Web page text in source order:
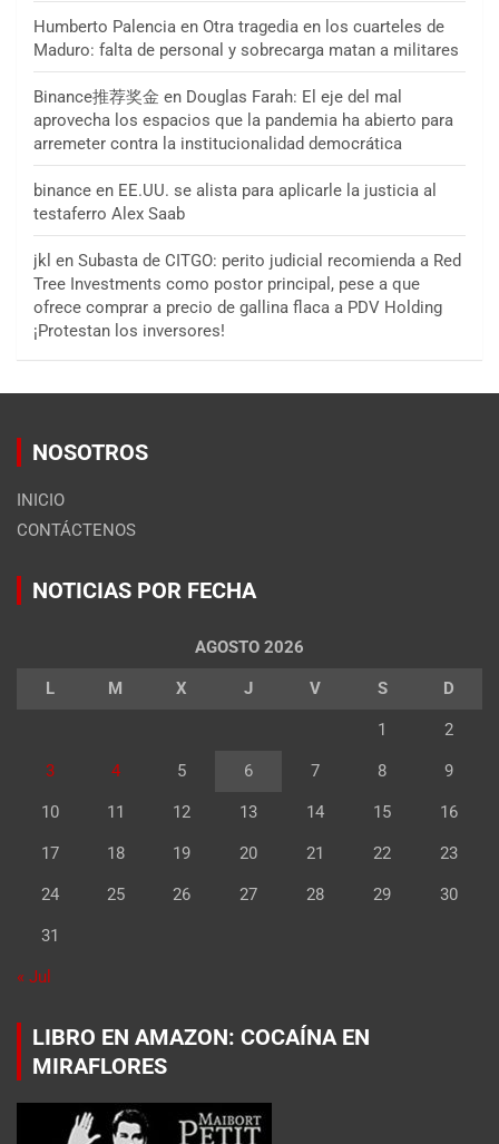
Humberto Palencia en Otra tragedia en los cuarteles de
Maduro: falta de personal y sobrecarga matan a militares
Binance推荐奖金 en Douglas Farah: El eje del mal
aprovecha los espacios que la pandemia ha abierto para
arremeter contra la institucionalidad democrática
binance en EE.UU. se alista para aplicarle la justicia al
testaferro Alex Saab
jkl en Subasta de CITGO: perito judicial recomienda a Red
Tree Investments como postor principal, pese a que
ofrece comprar a precio de gallina flaca a PDV Holding
¡Protestan los inversores!
NOSOTROS
INICIO
CONTÁCTENOS
NOTICIAS POR FECHA
AGOSTO 2026
L M X J V S D
1 2
3 4 5 6 7 8 9
10 11 12 13 14 15 16
17 18 19 20 21 22 23
24 25 26 27 28 29 30
31
« Jul
LIBRO EN AMAZON: COCAÍNA EN
MIRAFLORES